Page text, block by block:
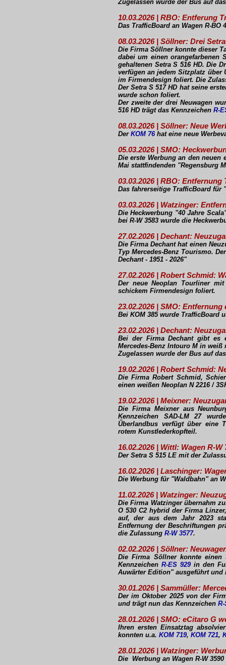
Zugelassen wurde der Bus auf
10.03.2026 | RBO: Entferung
Das TrafficBoard an Wagen R-
08.03.2026 | Söllner: Drei
Die Firma Söllner konnte dieser
dabei um einen orangefarbenen
gehaltenen Setra S 516 HD. Die
verfügen an jedem Sitzplatz über
im Firmendesign foliert. Die
Der Setra S 517 HD hat seine
wurde schon foliert.
Der zweite der drei Neuwagen
516 HD trägt das Kennzeichen R-
08.03.2026 | Söllner: Neue
DerKOM 76hat eine neue
05.03.2026 | SMO:
Die erste Werbung an den neuen
Mai stattfindenden "Regensburg
03.03.2026 | RBO: Entfernung
Das fahrerseitige TrafficBoard für
03.03.2026 | Watzinger:
Die Heckwerbung "40 Jahre
bei R-W 3583 wurde die
27.02.2026 | Dechant:
Die Firma Dechant hat einen
Typ Mercedes-Benz Tourismo.
Dechant - 1951 - 2026"
27.02.2026 | Robert Schmid:
Der neue Neoplan Tourliner
schickem Firmendesign foliert.
23.02.2026 | SMO:
Bei KOM 385 wurde TrafficBoard
23.02.2026 | Dechant:
Bei der Firma Dechant gibt es
Mercedes-Benz Intouro M in weiß
Zugelassen wurde der Bus auf
19.02.2026 | Robert Schmid:
Die Firma Robert Schmid,
einen weißen Neoplan N 2216 /
19.02.2026 | Meixner:
Die Firma Meixner aus
Kennzeichen SAD-LM 27
Überlandbus verfügt über eine
rotem Kunstlederkopfteil.
16.02.2026 | Wittl: Wagen R-
Der Setra S 515 LE mit der
16.02.2026 | Laschinger:
Die Werbung für "Waldbahn" an
11.02.2026 | Watzinger:
Die Firma Watzinger übernahm
O 530 C2 hybrid der Firma
auf, der aus dem Jahr 2023
Entfernung der Beschriftungen
die Zulassung R-W 3577.
02.02.2026 | Söllner:
Die Firma Söllner konnte
Kennzeichen R-ES 929in den
Auwärter Edition" ausgeführt
30.01.2026 | Sammüller:
Der im Oktober 2025 von der
und trägt nun das Kennzeichen R-
28.01.2026 | SMO: eCitaro G
Ihren ersten Einsatztag
konnten u.a. KOM 719, KOM 721,
28.01.2026 | Watzinger:
Die Werbung an Wagen R-W